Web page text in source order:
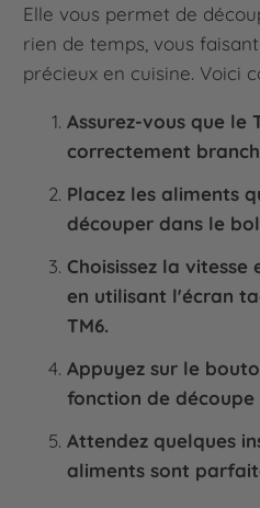
Elle vous permet de
rien de temps, vous
précieux en cuisine. Voici
Assurez-vous que le
correctement
Placez les aliments
découper dans le
Choisissez la
en utilisant l'écran
TM6.
Appuyez sur le
fonction de découpe
Attendez quelques
aliments sont